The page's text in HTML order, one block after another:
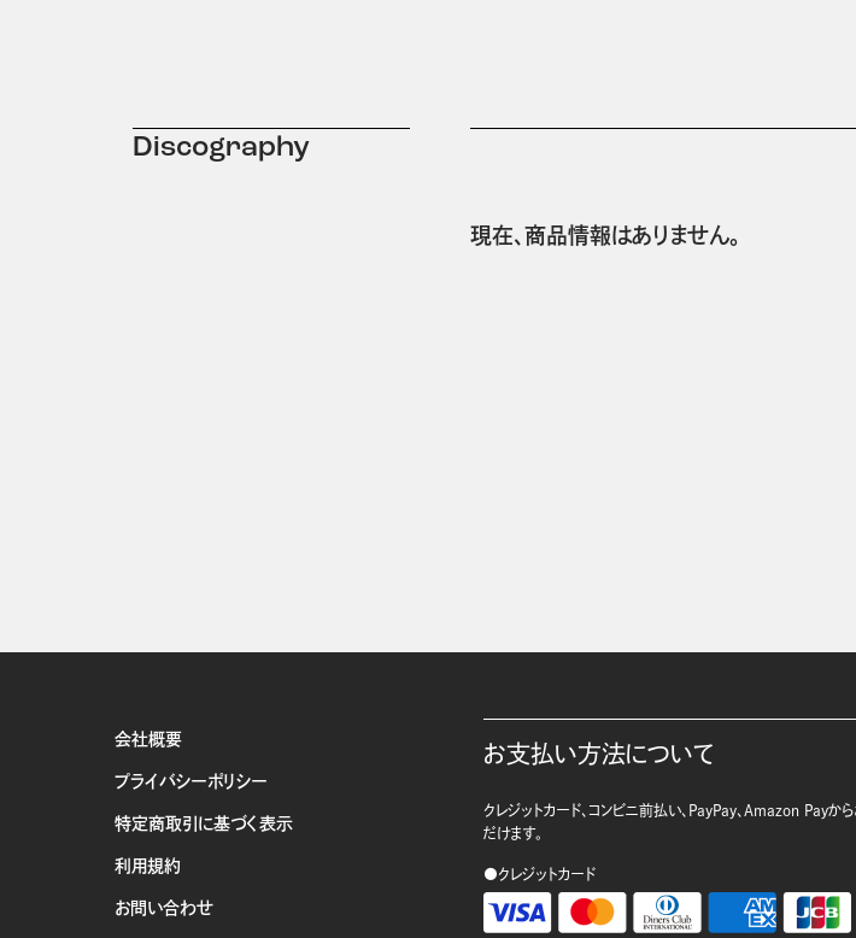
Discography
現在、商品情報はありません。
会社概要
プライバシーポリシー
特定商取引に基づく表示
利用規約
お問い合わせ
お支払い方法について
クレジットカード、コンビニ前払い、PayPay、Amazon Payか
だけます。
●クレジットカード